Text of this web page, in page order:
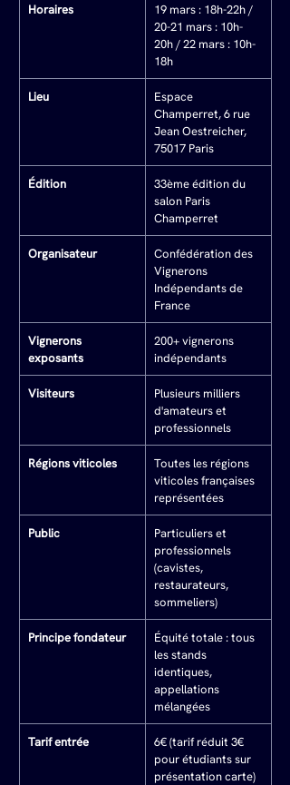
Horaires
19 mars : 18h-22h /
20-21 mars : 10h-
20h / 22 mars : 10h-
18h
Lieu
Espace
Champerret, 6 rue
Jean Oestreicher,
75017 Paris
Édition
33ème édition du
salon Paris
Champerret
Organisateur
Confédération des
Vignerons
Indépendants de
France
Vignerons
exposants
200+ vignerons
indépendants
Visiteurs
Plusieurs milliers
d'amateurs et
professionnels
Régions viticoles
Toutes les régions
viticoles françaises
représentées
Public
Particuliers et
professionnels
(cavistes,
restaurateurs,
sommeliers)
Principe fondateur
Équité totale : tous
les stands
identiques,
appellations
mélangées
Tarif entrée
6€ (tarif réduit 3€
pour étudiants sur
présentation carte)